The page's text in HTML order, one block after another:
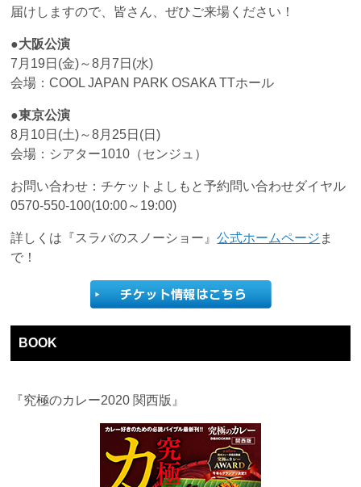
届けしますので、皆さん、ぜひご来場ください！
●大阪公演
7月19日(金)～8月7日(水)
会場：COOL JAPAN PARK OSAKA TTホール
●東京公演
8月10日(土)～8月25日(日)
会場：シアター1010（センジュ）
お問い合わせ：チケットよしもと予約問い合わせダイヤル
0570-550-100(10:00～19:00)
詳しくは『スラバのスノーショー』公式ホームページ ま
で！
BOOK
『究極のカレー2020 関西版』